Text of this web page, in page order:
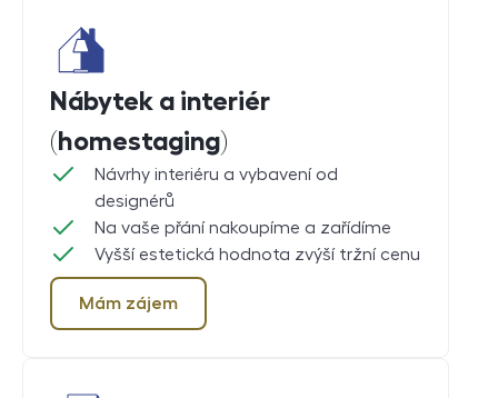
Nábytek a interiér
(homestaging)
Návrhy interiéru a vybavení od
designérů
Na vaše přání nakoupíme a zařídíme
Vyšší estetická hodnota zvýší tržní cenu
Mám zájem